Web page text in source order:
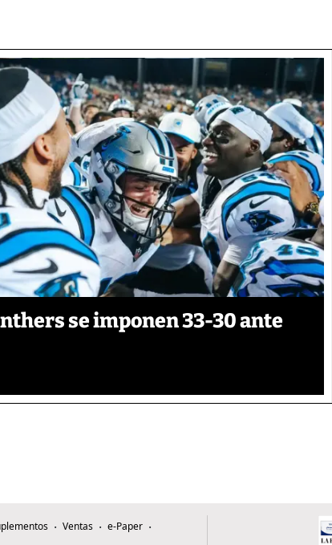
se imponen 33-30 ante
Ventas
e-Paper